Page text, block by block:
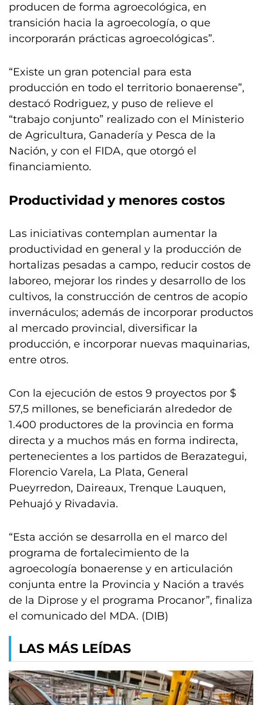
producen de forma agroecológica, en
transición hacia la agroecología, o que
incorporarán prácticas agroecológicas”.
“Existe un gran potencial para esta
producción en todo el territorio bonaerense”,
destacó Rodriguez, y puso de relieve el
“trabajo conjunto” realizado con el Ministerio
de Agricultura, Ganadería y Pesca de la
Nación, y con el FIDA, que otorgó el
financiamiento.
Productividad y menores costos
Las iniciativas contemplan aumentar la
productividad en general y la producción de
hortalizas pesadas a campo, reducir costos de
laboreo, mejorar los rindes y desarrollo de los
cultivos, la construcción de centros de acopio
invernáculos; además de incorporar productos
al mercado provincial, diversificar la
producción, e incorporar nuevas maquinarias,
entre otros.
Con la ejecución de estos 9 proyectos por $
57,5 millones, se beneficiarán alrededor de
1.400 productores de la provincia en forma
directa y a muchos más en forma indirecta,
pertenecientes a los partidos de Berazategui,
Florencio Varela, La Plata, General
Pueyrredon, Daireaux, Trenque Lauquen,
Pehuajó y Rivadavia.
“Esta acción se desarrolla en el marco del
programa de fortalecimiento de la
agroecología bonaerense y en articulación
conjunta entre la Provincia y Nación a través
de la Diprose y el programa Procanor”, finaliza
el comunicado del MDA. (DIB)
LAS MÁS LEÍDAS